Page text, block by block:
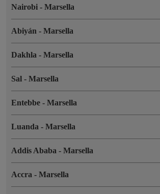
Nairobi - Marsella
Abiyán - Marsella
Dakhla - Marsella
Sal - Marsella
Entebbe - Marsella
Luanda - Marsella
Addis Ababa - Marsella
Accra - Marsella